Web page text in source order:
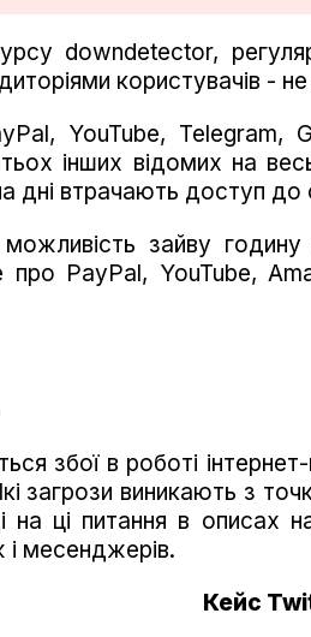
downdetector,
користувачів -
YouTube, Telegram,
інших відомих на
дні втрачають доступ до
зайву
PayPal, YouTube,
збої в роботі
загрози виникають з
на ці питання в описах
месенджерів.
Кейс